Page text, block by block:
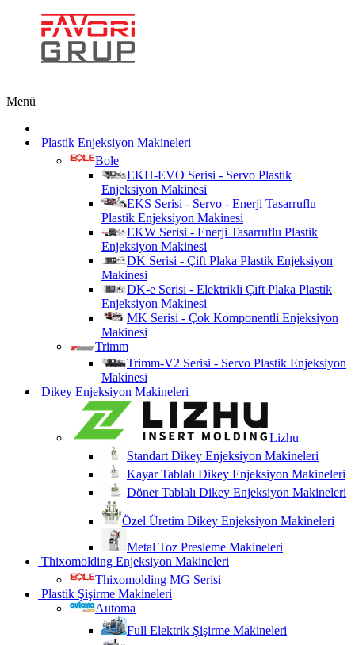
Menü
Plastik Enjeksiyon Makineleri
Bole
EKH-EVO Serisi - Servo Plastik
Enjeksiyon Makinesi
EKS Serisi - Servo - Enerji Tasarruflu
Plastik Enjeksiyon Makinesi
EKW Serisi - Enerji Tasarruflu Plastik
Enjeksiyon Makinesi
DK Serisi - Çift Plaka Plastik Enjeksiyon
Makinesi
DK-e Serisi - Elektrikli Çift Plaka Plastik
Enjeksiyon Makinesi
MK Serisi - Çok Komponentli Enjeksiyon
Makinesi
Trimm
Trimm-V2 Serisi - Servo Plastik Enjeksiyon
Makinesi
Dikey Enjeksiyon Makineleri
Lizhu
Standart Dikey Enjeksiyon Makineleri
Kayar Tablalı Dikey Enjeksiyon Makineleri
Döner Tablalı Dikey Enjeksiyon Makineleri
Özel Üretim Dikey Enjeksiyon Makineleri
Metal Toz Presleme Makineleri
Thixomolding Enjeksiyon Makineleri
Thixomolding MG Serisi
Plastik Şişirme Makineleri
Automa
Full Elektrik Şişirme Makineleri